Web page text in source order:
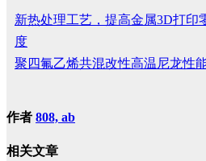
新热处理工艺，提高金属3D打印
度
聚四氟乙烯共混改性高温尼龙性
作者 808, ab
相关文章